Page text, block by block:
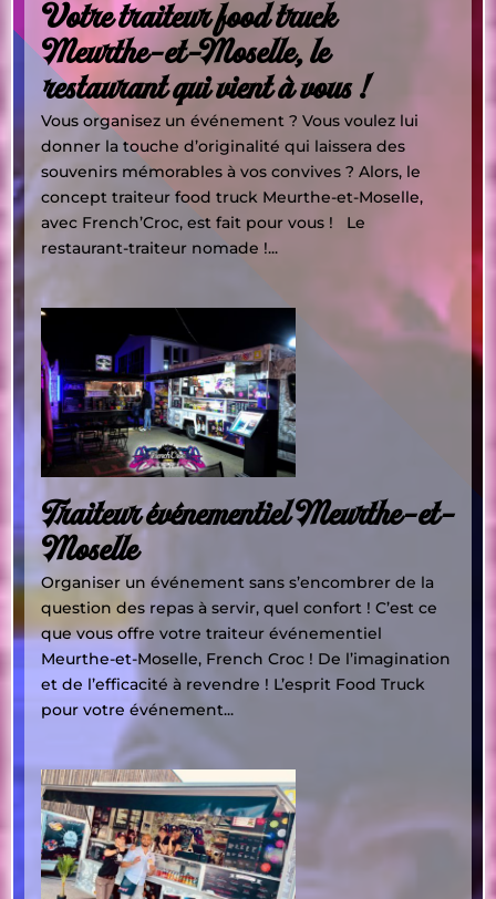
Votre traiteur food truck
Meurthe-et-Moselle, le
restaurant qui vient à vous !
Vous organisez un événement ? Vous voulez lui
donner la touche d’originalité qui laissera des
souvenirs mémorables à vos convives ? Alors, le
concept traiteur food truck Meurthe-et-Moselle,
avec French’Croc, est fait pour vous ! Le
restaurant-traiteur nomade !...
Traiteur événementiel Meurthe-et-
Moselle
Organiser un événement sans s’encombrer de la
question des repas à servir, quel confort ! C’est ce
que vous offre votre traiteur événementiel
Meurthe-et-Moselle, French Croc ! De l’imagination
et de l’efficacité à revendre ! L’esprit Food Truck
pour votre événement...